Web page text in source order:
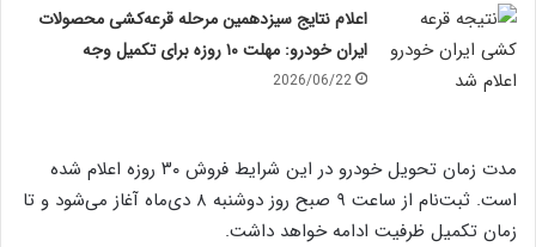
اعلام نتایج سیزدهمین مرحله قرعه‌کشی محصولات
ایران خودرو: مهلت ۱۰ روزه برای تکمیل وجه
2026/06/22
مدت زمان تحویل خودرو در این شرایط فروش ۳۰ روزه اعلام شده
است. ثبت‌نام از ساعت ۹ صبح روز دوشنبه ۸ دی‌ماه آغاز می‌شود و تا
زمان تکمیل ظرفیت ادامه خواهد داشت.